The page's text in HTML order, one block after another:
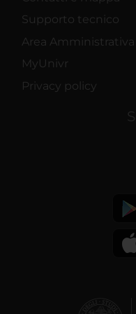
Supporto tecnico
Area Amministrativa
MyUnivr
Privacy policy